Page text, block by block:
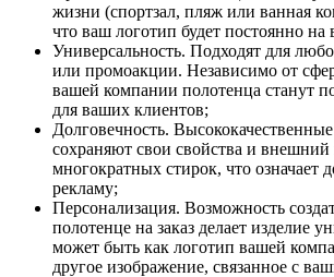
жизни (спортзал, пляж или ванная
что ваш логотип будет постоянно на
Универсальность. Подходят для
или промоакции. Независимо от
вашей компании полотенца станут
для ваших клиентов;
Долговечность.
сохраняют свои свойства и
многократных стирок, что означает
рекламу;
Персонализация. Возможность
полотенце на заказ делает изделие
может быть как логотип вашей
другое изображение, связанное с